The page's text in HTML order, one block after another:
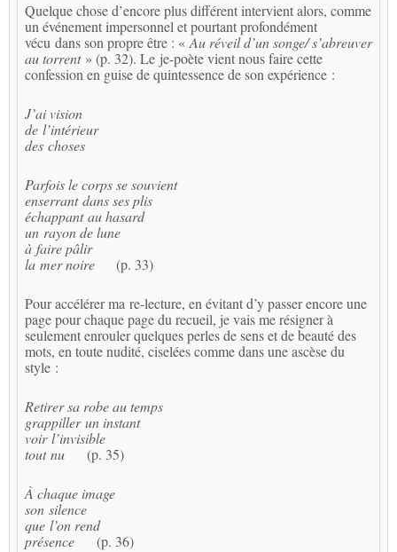
Quelque chose d’encore plus différent intervient alors, comme
un événement impersonnel et pourtant profondément
vécu dans son propre être : « Au réveil d’un songe/ s’abreuver
au torrent » (p. 32). Le je-poète vient nous faire cette
confession en guise de quintessence de son expérience :
J’ai vision
de l’intérieur
des choses
Parfois le corps se souvient
enserrant dans ses plis
échappant au hasard
un rayon de lune
à faire pâlir
la mer noire (p. 33)
Pour accélérer ma re-lecture, en évitant d’y passer encore une
page pour chaque page du recueil, je vais me résigner à
seulement enrouler quelques perles de sens et de beauté des
mots, en toute nudité, ciselées comme dans une ascèse du
style :
Retirer sa robe au temps
grappiller un instant
voir l’invisible
tout nu (p. 35)
À chaque image
son silence
que l’on rend
présence (p. 36)